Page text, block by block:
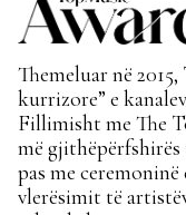
Themeluar në
kurrizore” e
Fillimisht me The
më
pas me
vlerësimit të